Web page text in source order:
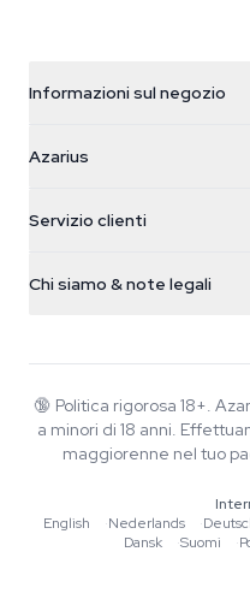
Informazioni sul negozio
Galvaniweg 11
Nederland
+31(0)204897914
Azarius
Smokeshop
Servizio clienti
FAQ
Informativa sulla privacy
Chi siamo & note legali
Wiki
Blog
Musica
Linee guida editoriali
Strumenti e Calcolatori
🔞 Politica rigorosa 18+.
a minori di 18 anni.
maggiorenne nel tuo
English
·Nederlands ·
Dansk
·Suomi ·